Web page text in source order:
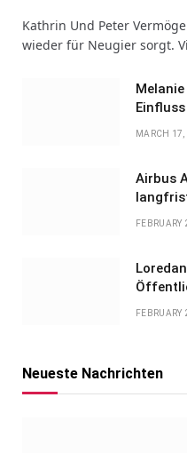
Kathrin Und Peter
wieder für Neugier sorgt.
MARCH
Airbus
Neueste Nachrichten